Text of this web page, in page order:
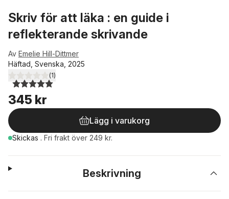
Skriv för att läka : en guide i
reflekterande skrivande
Av Emelie Hill-Dittmer
Häftad, Svenska, 2025
5,0utav 5 stjärnor. Totalt antal röster:
(1)
345 kr
Lägg i varukorg
Skickas . Fri frakt över 249 kr.
Beskrivning